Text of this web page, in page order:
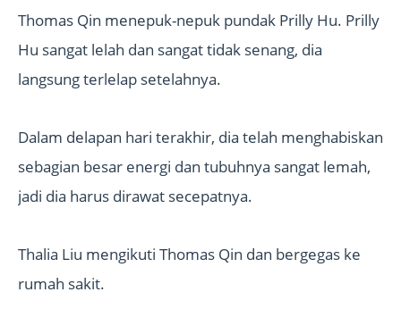
Thomas Qin menepuk-nepuk pundak Prilly Hu. Prilly
Hu sangat lelah dan sangat tidak senang, dia
langsung terlelap setelahnya.
Dalam delapan hari terakhir, dia telah menghabiskan
sebagian besar energi dan tubuhnya sangat lemah,
jadi dia harus dirawat secepatnya.
Thalia Liu mengikuti Thomas Qin dan bergegas ke
rumah sakit.